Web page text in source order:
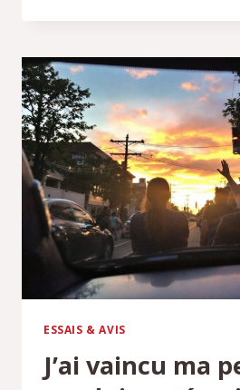
CE
VRAIMENT
INTERDIT
EN
FRANCE
?
ESSAIS & AVIS
J’ai vaincu ma